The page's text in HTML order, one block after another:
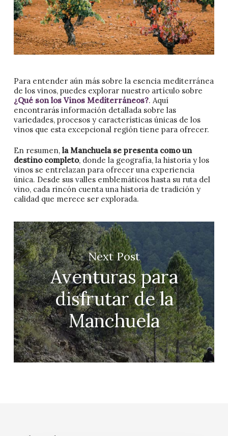
Para entender aún más sobre la esencia mediterránea
de los vinos, puedes explorar nuestro artículo sobre
¿Qué son los Vinos Mediterráneos?. Aquí
encontrarás información detallada sobre las
variedades, procesos y características únicas de los
vinos que esta excepcional región tiene para ofrecer.
En resumen, la Manchuela se presenta como un
destino completo, donde la geografía, la historia y los
vinos se entrelazan para ofrecer una experiencia
única. Desde sus valles emblemáticos hasta su ruta del
vino, cada rincón cuenta una historia de tradición y
calidad que merece ser explorada.
Next Post
Aventuras para
disfrutar de la
Manchuela